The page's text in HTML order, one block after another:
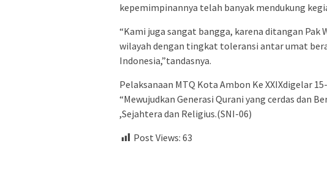
kepemimpinannya telah banyak mendukung
“Kami juga sangat bangga, karena ditangan
wilayah dengan tingkat toleransi antar umat
Indonesia,”tandasnya.
Pelaksanaan MTQ Kota Ambon Ke XXIXdigelar
“Mewujudkan Generasi Qurani yang cerdas dan
,Sejahtera dan Religius.(SNI-06)
Post Views: 63